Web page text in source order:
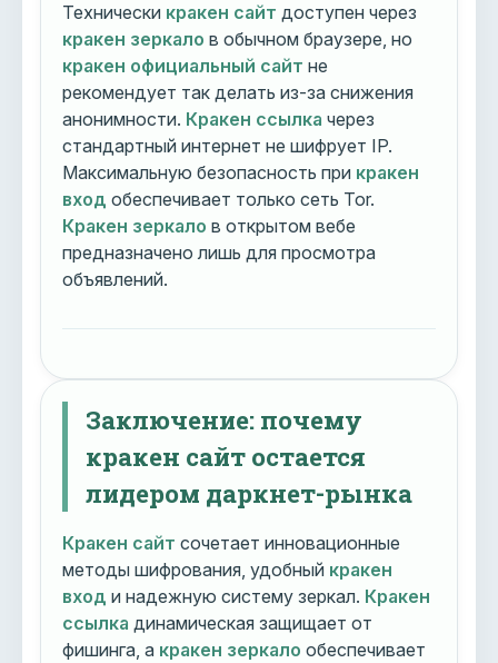
Технически кракен сайт доступен через
кракен зеркало в обычном браузере, но
кракен официальный сайт не
рекомендует так делать из-за снижения
анонимности. Кракен ссылка через
стандартный интернет не шифрует IP.
Максимальную безопасность при кракен
вход обеспечивает только сеть Tor.
Кракен зеркало в открытом вебе
предназначено лишь для просмотра
объявлений.
Заключение: почему
кракен сайт остается
лидером даркнет-рынка
Кракен сайт сочетает инновационные
методы шифрования, удобный кракен
вход и надежную систему зеркал. Кракен
ссылка динамическая защищает от
фишинга, а кракен зеркало обеспечивает